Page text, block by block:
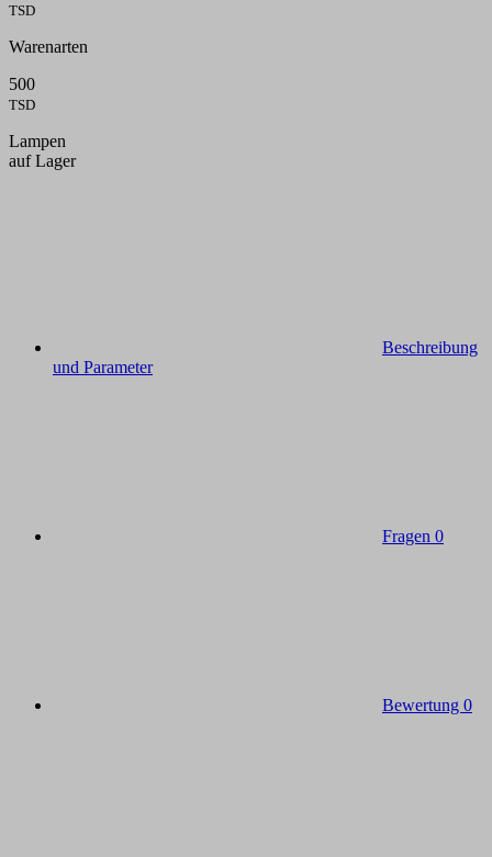
TSD
Warenarten
500
TSD
Lampen
auf Lager
Beschreibung
und Parameter
Fragen 0
Bewertung 0